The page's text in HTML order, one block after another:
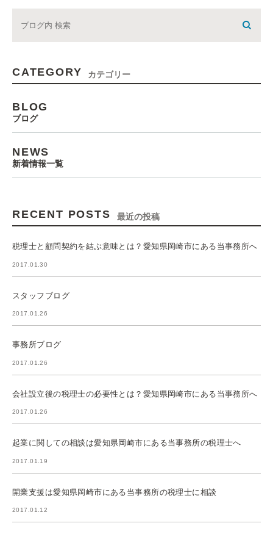
CATEGORY カテゴリー
BLOG
ブログ
NEWS
新着情報一覧
RECENT POSTS 最近の投稿
税理士と顧問契約を結ぶ意味とは？愛知県岡崎市にある当事務所へ
2017.01.30
スタッフブログ
2017.01.26
事務所ブログ
2017.01.26
会社設立後の税理士の必要性とは？愛知県岡崎市にある当事務所へ
2017.01.26
起業に関しての相談は愛知県岡崎市にある当事務所の税理士へ
2017.01.19
開業支援は愛知県岡崎市にある当事務所の税理士に相談
2017.01.12